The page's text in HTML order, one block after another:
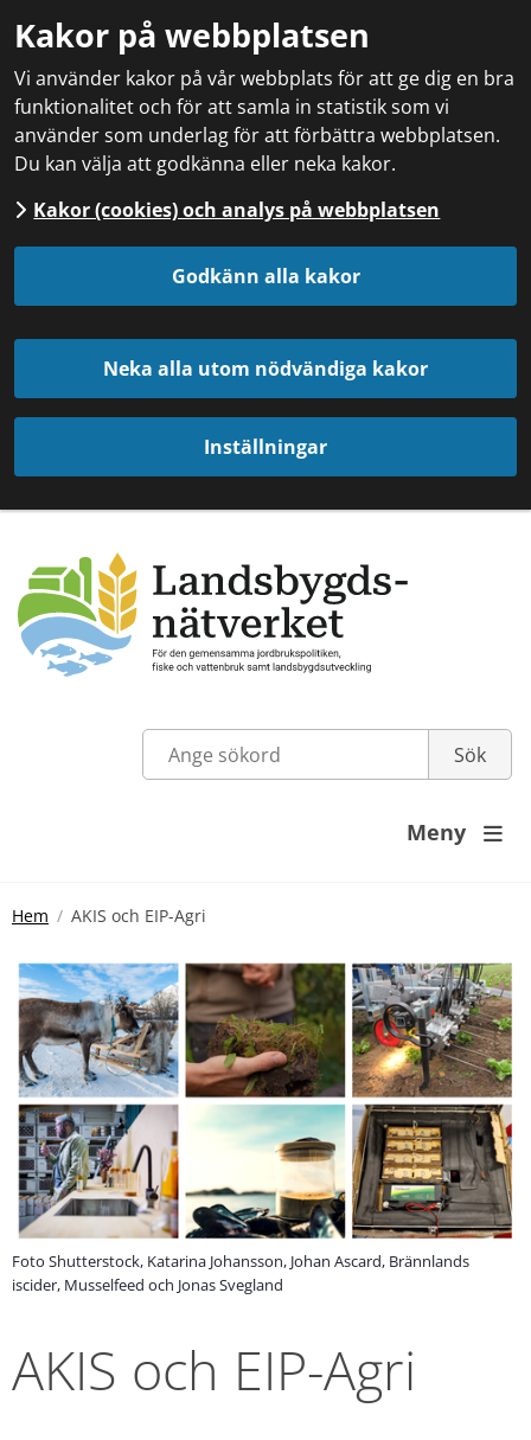
Kakor på webbplatsen
Vi använder kakor på vår webbplats för att ge dig en bra
funktionalitet och för att samla in statistik som vi
använder som underlag för att förbättra webbplatsen.
Du kan välja att godkänna eller neka kakor.
Kakor (cookies) och analys på webbplatsen
Godkänn alla kakor
Neka alla utom nödvändiga kakor
Inställningar
Meny 
Hem AKIS och EIP-Agri
Foto Shutterstock, Katarina Johansson, Johan Ascard, Brännlands
iscider, Musselfeed och Jonas Svegland
AKIS och EIP-Agri